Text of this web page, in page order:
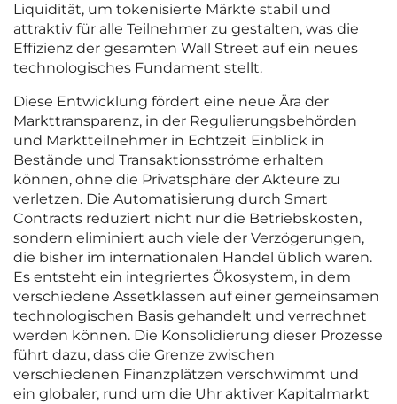
Liquidität, um tokenisierte Märkte stabil und
attraktiv für alle Teilnehmer zu gestalten, was die
Effizienz der gesamten Wall Street auf ein neues
technologisches Fundament stellt.
Diese Entwicklung fördert eine neue Ära der
Markttransparenz, in der Regulierungsbehörden
und Marktteilnehmer in Echtzeit Einblick in
Bestände und Transaktionsströme erhalten
können, ohne die Privatsphäre der Akteure zu
verletzen. Die Automatisierung durch Smart
Contracts reduziert nicht nur die Betriebskosten,
sondern eliminiert auch viele der Verzögerungen,
die bisher im internationalen Handel üblich waren.
Es entsteht ein integriertes Ökosystem, in dem
verschiedene Assetklassen auf einer gemeinsamen
technologischen Basis gehandelt und verrechnet
werden können. Die Konsolidierung dieser Prozesse
führt dazu, dass die Grenze zwischen
verschiedenen Finanzplätzen verschwimmt und
ein globaler, rund um die Uhr aktiver Kapitalmarkt